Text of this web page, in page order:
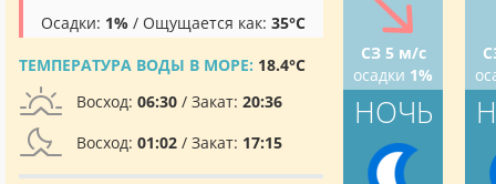
Осадки: 1% / Ощущается как: 35°C
ТЕМПЕРАТУРА ВОДЫ В МОРЕ: 18.4°C
Восход: 06:30 / Закат: 20:36
Восход: 01:02 / Закат: 17:15
СЗ 5 м/с
осадки 1%
НОЧЬ